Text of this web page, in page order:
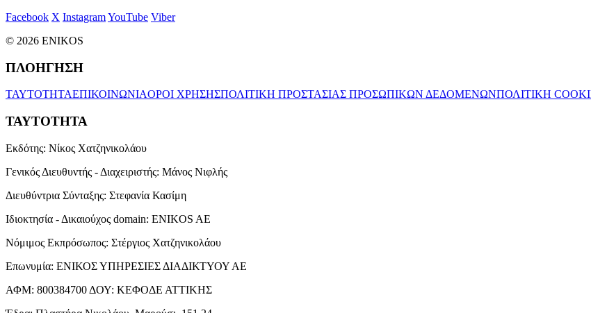
Facebook X InstagramYouTube Viber
© 2026 ENIKOS
ΠΛΟΗΓΗΣΗ
ΤΑΥΤΟΤΗΤΑΕΠΙΚΟΙΝΩΝΙΑΟΡΟΙ ΧΡΗΣΗΣΠΟΛΙΤΙΚΗ ΠΡΟΣΤΑΣΙΑΣ ΠΡΟΣΩΠΙΚΩΝ ΔΕΔΟΜΕΝΩΝΠΟΛΙΤΙΚΗ
ΤΑΥΤΟΤΗΤΑ
Εκδότης: Νίκος Χατζηνικολάου
Γενικός Διευθυντής - Διαχειριστής: Μάνος Νιφλής
Διευθύντρια Σύνταξης: Στεφανία Κασίμη
Ιδιοκτησία - Δικαιούχος domain: ENIKOS AE
Νόμιμος Εκπρόσωπος: Στέργιος Χατζηνικολάου
Επωνυμία: ΕΝΙΚΟΣ ΥΠΗΡΕΣΙΕΣ ΔΙΑΔΙΚΤΥΟΥ ΑΕ
ΑΦΜ: 800384700 ΔΟΥ: ΚΕΦΟΔΕ ΑΤΤΙΚΗΣ